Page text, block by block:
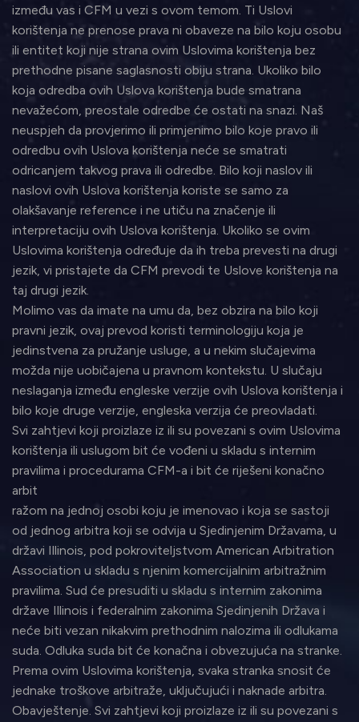
između vas i CFM u vezi s ovom temom. Ti Uslovi
korištenja ne prenose prava ni obaveze na bilo koju osobu
ili entitet koji nije strana ovim Uslovima korištenja bez
prethodne pisane saglasnosti obiju strana. Ukoliko bilo
koja odredba ovih Uslova korištenja bude smatrana
nevažećom, preostale odredbe će ostati na snazi. Naš
neuspjeh da provjerimo ili primjenimo bilo koje pravo ili
odredbu ovih Uslova korištenja neće se smatrati
odricanjem takvog prava ili odredbe. Bilo koji naslov ili
naslovi ovih Uslova korištenja koriste se samo za
olakšavanje reference i ne utiču na značenje ili
interpretaciju ovih Uslova korištenja. Ukoliko se ovim
Uslovima korištenja određuje da ih treba prevesti na drugi
jezik, vi pristajete da CFM prevodi te Uslove korištenja na
taj drugi jezik.
Molimo vas da imate na umu da, bez obzira na bilo koji
pravni jezik, ovaj prevod koristi terminologiju koja je
jedinstvena za pružanje usluge, a u nekim slučajevima
možda nije uobičajena u pravnom kontekstu. U slučaju
neslaganja između engleske verzije ovih Uslova korištenja i
bilo koje druge verzije, engleska verzija će preovladati.
Svi zahtjevi koji proizlaze iz ili su povezani s ovim Uslovima
korištenja ili uslugom bit će vođeni u skladu s internim
pravilima i procedurama CFM-a i bit će riješeni konačno
arbit
ražom na jednoj osobi koju je imenovao i koja se sastoji
od jednog arbitra koji se odvija u Sjedinjenim Državama, u
državi Illinois, pod pokroviteljstvom American Arbitration
Association u skladu s njenim komercijalnim arbitražnim
pravilima. Sud će presuditi u skladu s internim zakonima
države Illinois i federalnim zakonima Sjedinjenih Država i
neće biti vezan nikakvim prethodnim nalozima ili odlukama
suda. Odluka suda bit će konačna i obvezujuća na stranke.
Prema ovim Uslovima korištenja, svaka stranka snosit će
jednake troškove arbitraže, uključujući i naknade arbitra.
Obavještenje. Svi zahtjevi koji proizlaze iz ili su povezani s